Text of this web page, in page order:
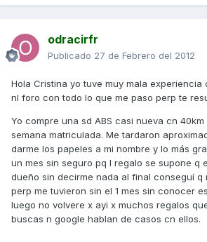
odracirfr
Publicado 27 de Febrero del 2012
Hola Cristina yo tuve muy mala
nl foro con todo lo que me paso perp te
Yo compre una sd ABS casi nueva cn
semana matriculada. Me tardaron
darme los papeles a mi nombre y lo más
un mes sin seguro pq l regalo se supone q
dueño sin decirme nada al final conseguí q
perp me tuvieron sin el 1 mes sin conocer
luego no volvere x ayi x muchos regalos
buscas n google hablan de casos cn ellos.